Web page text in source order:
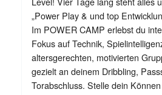
„Power Play & und top
Im POWER CAMP erlebst du
Fokus auf Technik,
altersgerechten, motivierten
gezielt an deinem Dribbling,
Torabschluss. Stelle dein